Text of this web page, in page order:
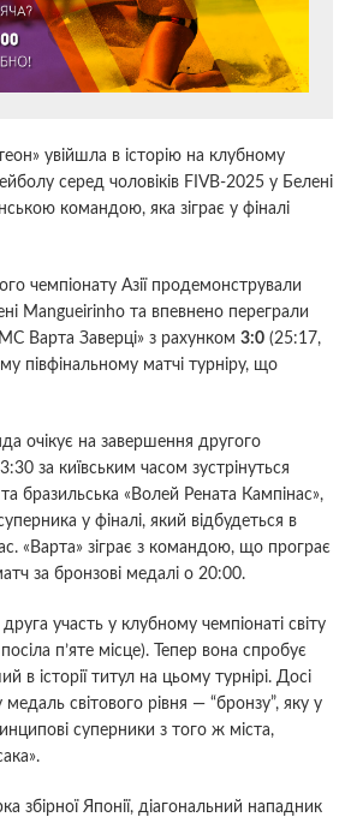
увійшла в історію на клубному
серед чоловіків FIVB-2025 у Белені
командою, яка зіграє у фіналі
чемпіонату Азії продемонстрували
Mangueirinho та впевнено переграли
Варта Заверці» з рахунком 3:0 (25:17,
півфінальному матчі турніру, що
очікує на завершення другого
за київським часом зустрінуться
бразильська «Волей Рената Кампінас»,
у фіналі, який відбудеться в
«Варта» зіграє з командою, що програє
за бронзові медалі о 20:00.
участь у клубному чемпіонаті світу
п’яте місце). Тепер вона спробує
в історії титул на цьому турнірі. Досі
світового рівня — “бронзу”, яку у
суперники з того ж міста,
збірної Японії, діагональний нападник